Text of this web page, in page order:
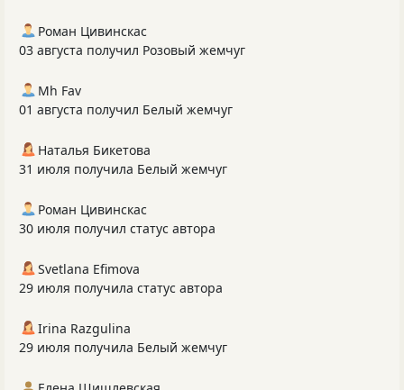
Роман Цивинскас
03 августа получил Розовый жемчуг
Mh Fav
01 августа получил Белый жемчуг
Наталья Бикетова
31 июля получила Белый жемчуг
Роман Цивинскас
30 июля получил статус автора
Svetlana Efimova
29 июля получила статус автора
Irina Razgulina
29 июля получила Белый жемчуг